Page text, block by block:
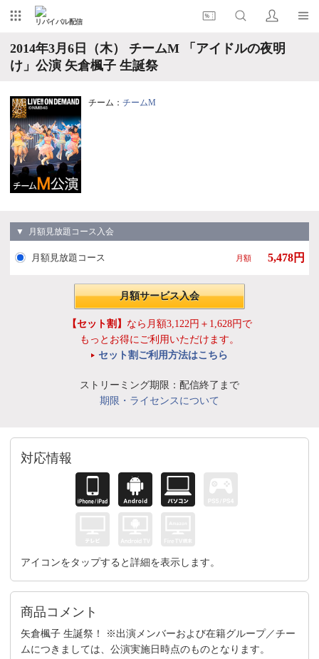
リバイバル配信
2014年3月6日（木） チームM 「アイドルの夜明
け」公演 矢倉楓子 生誕祭
チーム： チームM
▼ 月額見放題コース入会
月額見放題コース 月額 5,478円
月額サービス入会
【セット割】 なら月額3,122円＋1,628円で
もっとお得にご利用いただけます。
セット割ご利用方法はこちら
ストリーミング期限：配信終了まで
期限・ライセンスについて
対応情報
アイコンをタップすると詳細を表示します。
商品コメント
矢倉楓子 生誕祭！ ※出演メンバーおよび在籍グループ／チー
ムにつきましては、公演実施日時点のものとなります。